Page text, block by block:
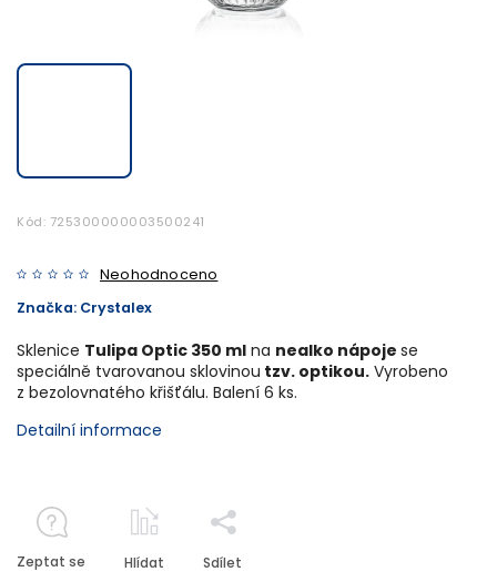
Kód: 725300000003500241
Neohodnoceno
Značka: Crystalex
Sklenice Tulipa Optic 350 ml na nealko nápoje se
speciálně tvarovanou sklovinou tzv. optikou. Vyrobeno
z bezolovnatého křišťálu. Balení 6 ks.
Detailní informace
Zeptat se Hlídat Sdílet